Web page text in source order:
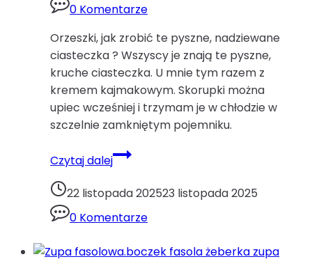
0 Komentarze
Orzeszki, jak zrobić te pyszne, nadziewane
ciasteczka ? Wszyscy je znają te pyszne,
kruche ciasteczka. U mnie tym razem z
kremem kajmakowym. Skorupki można
upiec wcześniej i trzymam je w chłodzie w
szczelnie zamkniętym pojemniku.
Czytaj dalejOrzeszki
–
jak
pyszne
Narodzenie
22 listopada 202523 listopada 2025
0 Komentarze